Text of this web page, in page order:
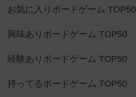
お気に入りボードゲーム TOP50
興味ありボードゲーム TOP50
経験ありボードゲーム TOP50
持ってるボードゲーム TOP50